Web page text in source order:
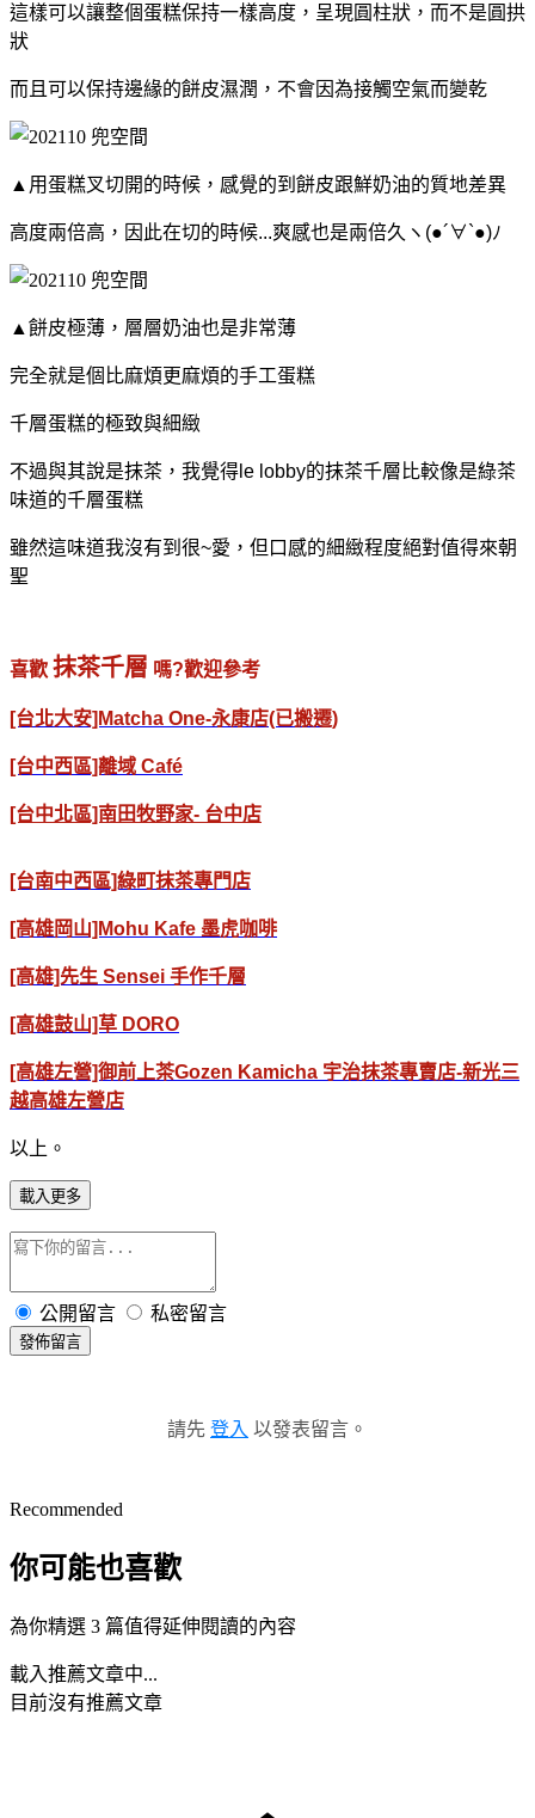
這樣可以讓整個蛋糕保持一樣高度， 呈現圓柱狀，而不是圓拱
狀
而且可以保持邊緣的餅皮濕潤， 不會因為接觸空氣而變乾
▲用蛋糕叉切開的時候，感覺的到餅皮跟鮮奶油的質地差異
高度兩倍高，因此在切的時候...爽感也是兩倍久ヽ(●´∀`●)ﾉ
▲餅皮極薄，層層奶油也是非常薄
完全就是個比麻煩更麻煩的手工蛋糕
千層蛋糕的極致與細緻
不過與其說是抹茶，我覺得le lobby的抹茶千層比較像是綠茶
味道的千層蛋糕
雖然這味道我沒有到很~愛，但口感的細緻程度絕對值得來朝
聖
喜歡 抹茶千層 嗎?歡迎參考
[台北大安]Matcha One-永康店(已搬遷)
[台中西區]離域 Café
[台中北區]南田牧野家- 台中店
[台南中西區]綠町抹茶專門店
[高雄岡山]Mohu Kafe 墨虎咖啡
[高雄]先生 Sensei 手作千層
[高雄鼓山]草 DORO
[高雄左營]御前上茶Gozen Kamicha 宇治抹茶專賣店-新光三
越高雄左營店
以上。
載入更多
公開留言 私密留言
發佈留言
請先 登入 以發表留言。
Recommended
你可能也喜歡
為你精選 3 篇值得延伸閱讀的內容
載入推薦文章中...
目前沒有推薦文章